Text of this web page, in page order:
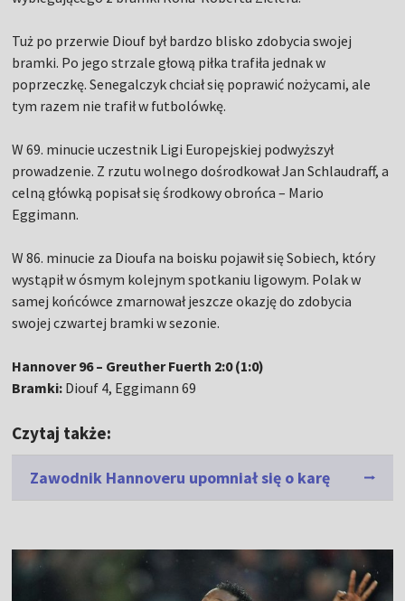
Tuż po przerwie Diouf był bardzo blisko zdobycia swojej
bramki. Po jego strzale głową piłka trafiła jednak w
poprzeczkę. Senegalczyk chciał się poprawić nożycami, ale
tym razem nie trafił w futbolówkę.
W 69. minucie uczestnik Ligi Europejskiej podwyższył
prowadzenie. Z rzutu wolnego dośrodkował Jan Schlaudraff, a
celną główką popisał się środkowy obrońca – Mario
Eggimann.
W 86. minucie za Dioufa na boisku pojawił się Sobiech, który
wystąpił w ósmym kolejnym spotkaniu ligowym. Polak w
samej końcówce zmarnował jeszcze okazję do zdobycia
swojej czwartej bramki w sezonie.
Hannover 96 – Greuther Fuerth 2:0 (1:0)
Bramki: Diouf 4, Eggimann 69
Czytaj także:
Zawodnik Hannoveru upomniał się o karę